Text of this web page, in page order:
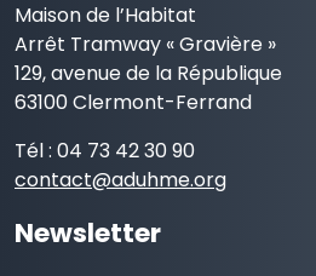
Maison de l’Habitat
Arrêt Tramway « Gravière »
129, avenue de la République
63100 Clermont-Ferrand
Tél : 04 73 42 30 90
contact@aduhme.org
Newsletter